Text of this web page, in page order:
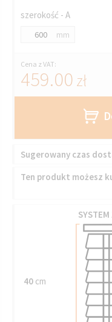
szerokość - A
mm
Cena z VAT:
459.00 zł
Sugerowany czas
Ten produkt możesz
40 cm